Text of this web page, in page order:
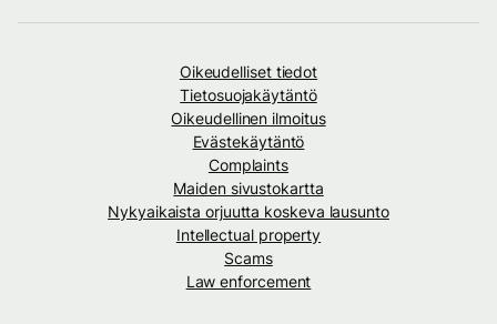
Oikeudelliset tiedot
Tietosuojakäytäntö
Oikeudellinen ilmoitus
Evästekäytäntö
Complaints
Maiden sivustokartta
Nykyaikaista orjuutta koskeva lausunto
Intellectual property
Scams
Law enforcement